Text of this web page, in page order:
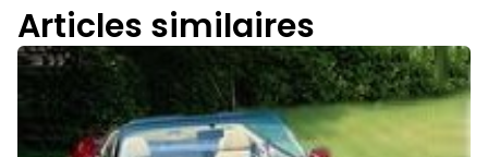
Articles similaires